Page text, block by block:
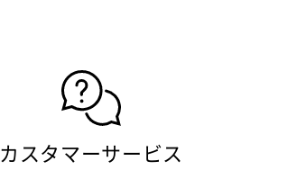
カスタマーサービス